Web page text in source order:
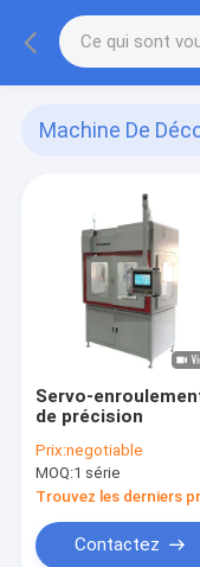
Machine De
Servo-
de précision
Prix:negotiable
MOQ:1 série
Trouvez les derniers
Contactez